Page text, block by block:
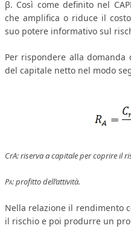
CODICE ETICO
AUTORI
COLLABORA CON NOI
ECONOMIA
ECONOMIA DELL’ARTE
MARKETING
β. Così come definito nel
che amplifica o riduce il
suo potere informativo sul
Per rispondere alla
del capitale netto nel modo
CrA: riserva a capitale per coprire il
PA: profitto dell’attività.
Nella relazione il rendimento
il rischio e poi produrre un